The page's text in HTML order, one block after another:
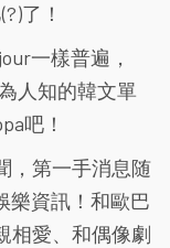
了！
一樣普遍，
人知的韓文單
吧！
，第一手消息随
樂資訊！和歐巴
相愛、和偶像劇